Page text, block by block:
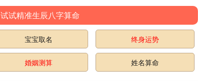
试试精准生辰八字算命
宝宝取名 终身运势
婚姻测算 姓名算命